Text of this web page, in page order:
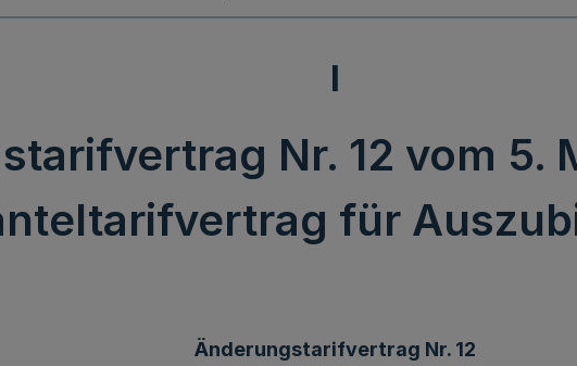
I
Nr. 12 vom 5.
für
Änderungstarifvertrag Nr. 12